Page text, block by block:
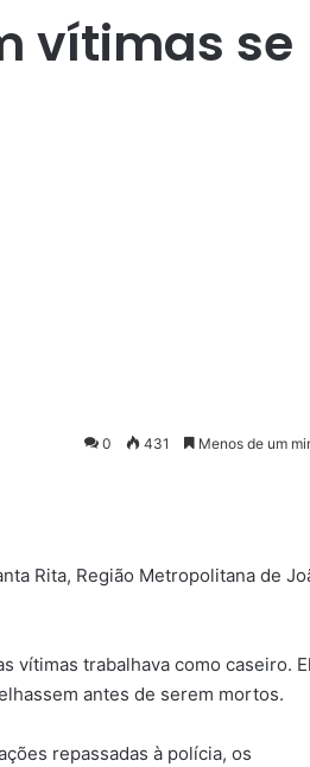
vítimas se
0 431 Menos de um
Rita, Região Metropolitana de
vítimas trabalhava como caseiro.
antes de serem mortos.
repassadas à polícia, os